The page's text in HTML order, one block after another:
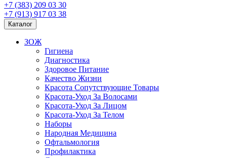
+7 (383) 209 03 30
+7 (913) 917 03 38
Каталог
ЗОЖ
Гигиена
Диагностика
Здоровое Питание
Качество Жизни
Красота Сопутствующие Товары
Красота-Уход За Волосами
Красота-Уход За Лицом
Красота-Уход За Телом
Наборы
Народная Медицина
Офтальмология
Профилактика